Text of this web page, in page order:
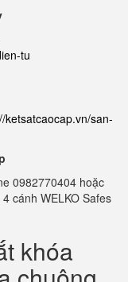
tu
ketsatcaocap.vn/san-
0982770404 hoặc
cánh WELKO Safes
khóa